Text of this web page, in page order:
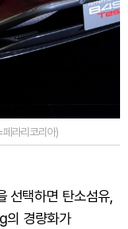
라리코리아)
선택하면 탄소섬유,
의 경량화가